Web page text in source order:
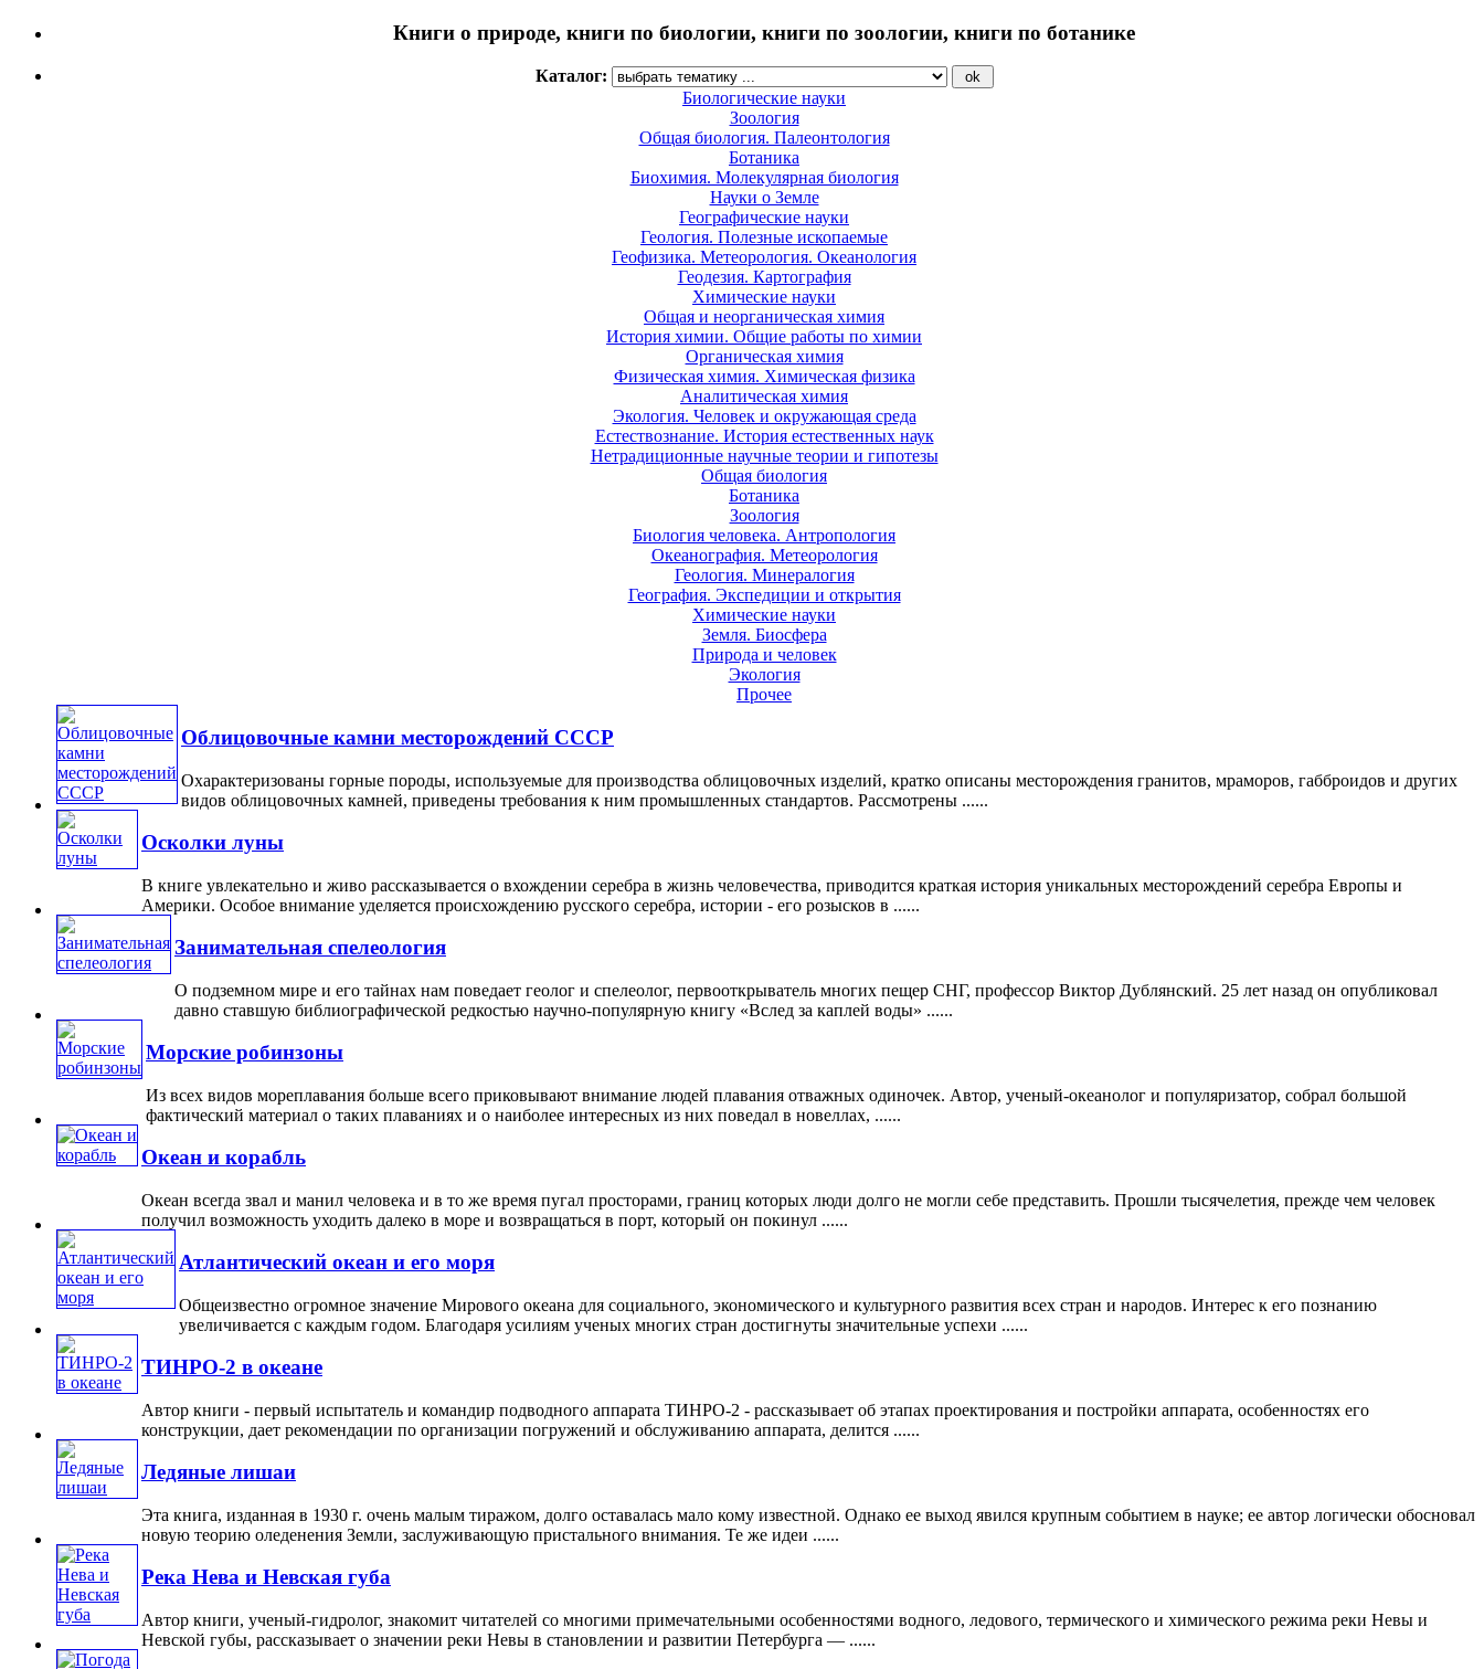
Книги о природе, книги по биологии, книги по зоологии, книги по ботанике
Каталог:
Биологические науки
Зоология
Общая биология. Палеонтология
Ботаника
Биохимия. Молекулярная биология
Науки о Земле
Географические науки
Геология. Полезные ископаемые
Геофизика. Метеорология. Океанология
Геодезия. Картография
Химические науки
Общая и неорганическая химия
История химии. Общие работы по химии
Органическая химия
Физическая химия. Химическая физика
Аналитическая химия
Экология. Человек и окружающая среда
Естествознание. История естественных наук
Нетрадиционные научные теории и гипотезы
Общая биология
Ботаника
Зоология
Биология человека. Антропология
Океанография. Метеорология
Геология. Минералогия
География. Экспедиции и открытия
Химические науки
Земля. Биосфера
Природа и человек
Экология
Прочее
Облицовочные камни месторождений СССР
Охарактеризованы горные породы, используемые для производства облицовочных изделий, кратко описаны месторождения гранитов, мраморов, габброидов и других
видов облицовочных камней, приведены требования к ним промышленных стандартов. Рассмотрены ......
Осколки луны
В книге увлекательно и живо рассказывается о вхождении серебра в жизнь человечества, приводится краткая история уникальных месторождений серебра Европы и
Америки. Особое внимание уделяется происхождению русского серебра, истории - его розысков в ......
Занимательная спелеология
О подземном мире и его тайнах нам поведает геолог и спелеолог, первооткрыватель многих пещер СНГ, профессор Виктор Дублянский. 25 лет назад он опубликовал
давно ставшую библиографической редкостью научно-популярную книгу «Вслед за каплей воды» ......
Морские робинзоны
Из всех видов мореплавания больше всего приковывают внимание людей плавания отважных одиночек. Автор, ученый-океанолог и популяризатор, собрал большой
фактический материал о таких плаваниях и о наиболее интересных из них поведал в новеллах, ......
Океан и корабль
Океан всегда звал и манил человека и в то же время пугал просторами, границ которых люди долго не могли себе представить. Прошли тысячелетия, прежде чем человек
получил возможность уходить далеко в море и возвращаться в порт, который он покинул ......
Атлантический океан и его моря
Общеизвестно огромное значение Мирового океана для социального, экономического и культурного развития всех стран и народов. Интерес к его познанию
увеличивается с каждым годом. Благодаря усилиям ученых многих стран достигнуты значительные успехи ......
ТИНРО-2 в океане
Автор книги - первый испытатель и командир подводного аппарата ТИНРО-2 - рассказывает об этапах проектирования и постройки аппарата, особенностях его
конструкции, дает рекомендации по организации погружений и обслуживанию аппарата, делится ......
Ледяные лишаи
Эта книга, изданная в 1930 г. очень малым тиражом, долго оставалась мало кому известной. Однако ее выход явился крупным событием в науке; ее автор логически обосновал
новую теорию оледенения Земли, заслуживающую пристального внимания. Те же идеи ......
Река Нева и Невская губа
Автор книги, ученый-гидролог, знакомит читателей со многими примечательными особенностями водного, ледового, термического и химического режима реки Невы и
Невской губы, рассказывает о значении реки Невы в становлении и развитии Петербурга — ......